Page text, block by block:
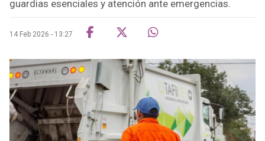
guardias esenciales y atención ante emergencias.
14 Feb 2026 - 13:27